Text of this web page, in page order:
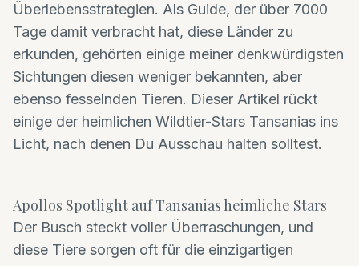
Überlebensstrategien. Als Guide, der über 7000
Tage damit verbracht hat, diese Länder zu
erkunden, gehörten einige meiner denkwürdigsten
Sichtungen diesen weniger bekannten, aber
ebenso fesselnden Tieren. Dieser Artikel rückt
einige der heimlichen Wildtier-Stars Tansanias ins
Licht, nach denen Du Ausschau halten solltest.
Apollos Spotlight auf Tansanias heimliche Stars
Der Busch steckt voller Überraschungen, und
diese Tiere sorgen oft für die einzigartigen